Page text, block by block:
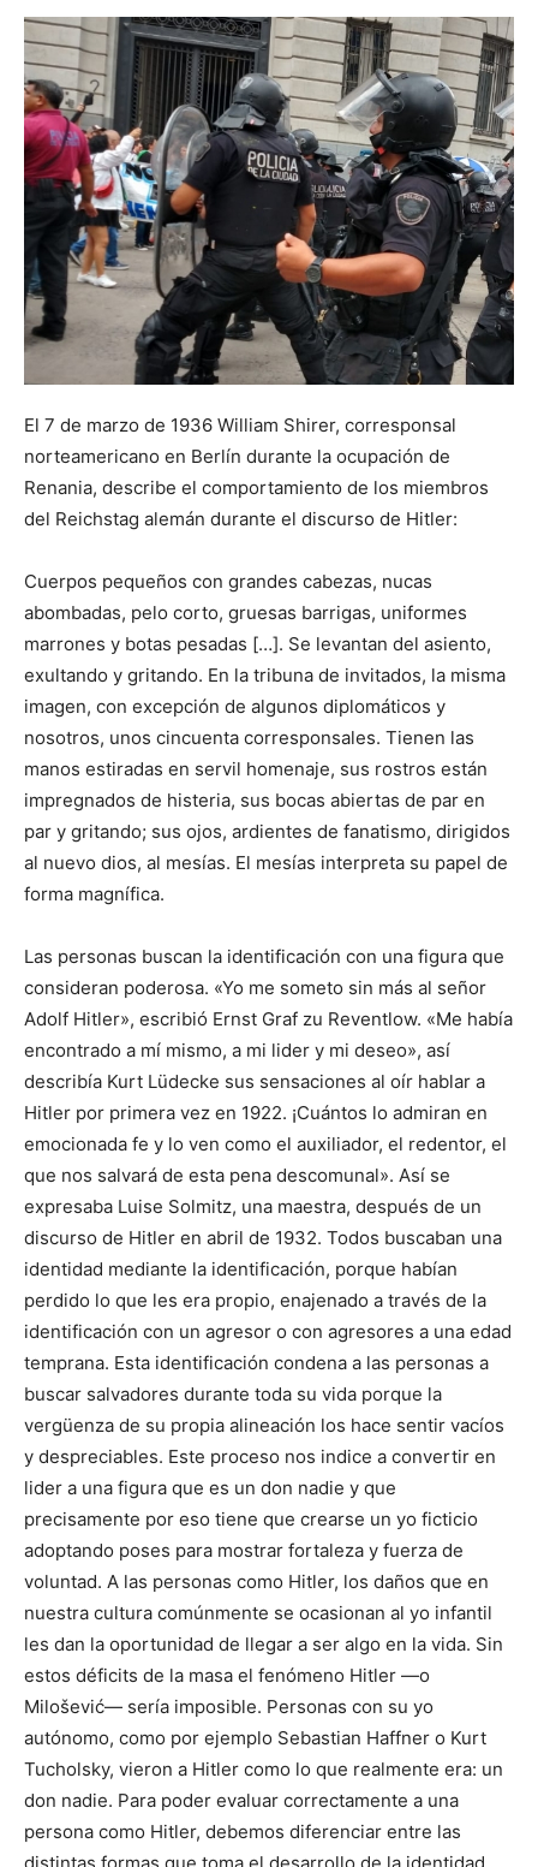
El 7 de marzo de 1936 William Shirer, corresponsal
norteamericano en Berlín durante la ocupación de
Renania, describe el comportamiento de los miembros
del Reichstag alemán durante el discurso de Hitler:
Cuerpos pequeños con grandes cabezas, nucas
abombadas, pelo corto, gruesas barrigas, uniformes
marrones y botas pesadas […]. Se levantan del asiento,
exultando y gritando. En la tribuna de invitados, la misma
imagen, con excepción de algunos diplomáticos y
nosotros, unos cincuenta corresponsales. Tienen las
manos estiradas en servil homenaje, sus rostros están
impregnados de histeria, sus bocas abiertas de par en
par y gritando; sus ojos, ardientes de fanatismo, dirigidos
al nuevo dios, al mesías. El mesías interpreta su papel de
forma magnífica.
Las personas buscan la identificación con una figura que
consideran poderosa. «Yo me someto sin más al señor
Adolf Hitler», escribió Ernst Graf zu Reventlow. «Me había
encontrado a mí mismo, a mi lider y mi deseo», así
describía Kurt Lüdecke sus sensaciones al oír hablar a
Hitler por primera vez en 1922. ¡Cuántos lo admiran en
emocionada fe y lo ven como el auxiliador, el redentor, el
que nos salvará de esta pena descomunal». Así se
expresaba Luise Solmitz, una maestra, después de un
discurso de Hitler en abril de 1932. Todos buscaban una
identidad mediante la identificación, porque habían
perdido lo que les era propio, enajenado a través de la
identificación con un agresor o con agresores a una edad
temprana. Esta identificación condena a las personas a
buscar salvadores durante toda su vida porque la
vergüenza de su propia alineación los hace sentir vacíos
y despreciables. Este proceso nos indice a convertir en
lider a una figura que es un don nadie y que
precisamente por eso tiene que crearse un yo ficticio
adoptando poses para mostrar fortaleza y fuerza de
voluntad. A las personas como Hitler, los daños que en
nuestra cultura comúnmente se ocasionan al yo infantil
les dan la oportunidad de llegar a ser algo en la vida. Sin
estos déficits de la masa el fenómeno Hitler —o
Milošević— sería imposible. Personas con su yo
autónomo, como por ejemplo Sebastian Haffner o Kurt
Tucholsky, vieron a Hitler como lo que realmente era: un
don nadie. Para poder evaluar correctamente a una
persona como Hitler, debemos diferenciar entre las